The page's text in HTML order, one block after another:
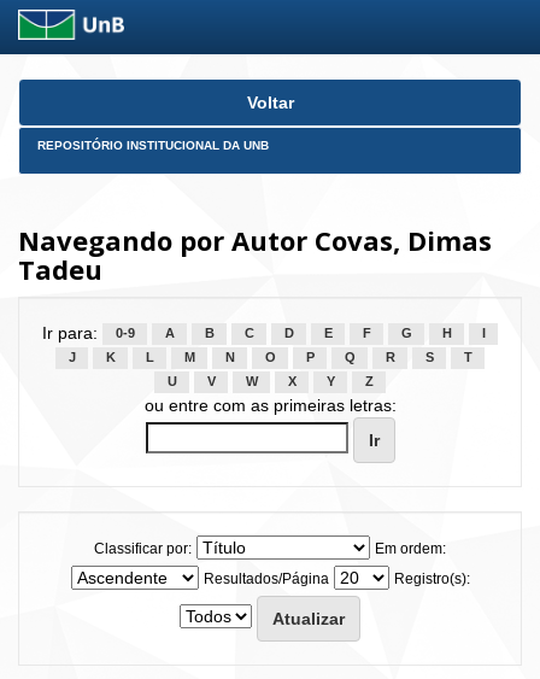
Skip
Voltar
REPOSITÓRIO INSTITUCIONAL DA UNB
Navegando por Autor Covas, Dimas
Tadeu
Ir para: 0-9 A B C D E F G H
J
K L M N O P Q R S
T
U
V W X Y Z
ou entre com as primeiras letras:
Classificar por:
Em ordem:
Resultados/Página
Registro(s):